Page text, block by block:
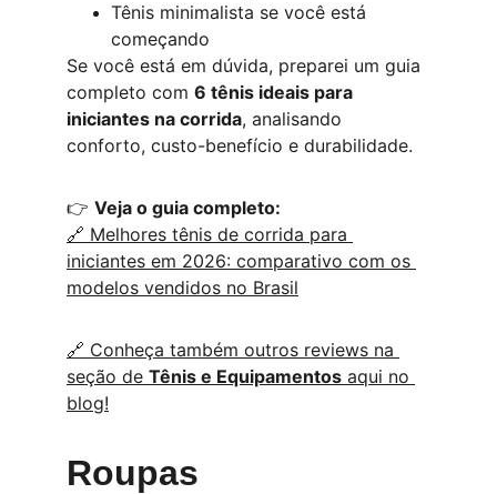
Tênis minimalista se você está
começando
Se você está em dúvida, preparei um guia
completo com 6 tênis ideais para
iniciantes na corrida, analisando
conforto, custo-benefício e durabilidade.
👉 Veja o guia completo:
🔗 Melhores tênis de corrida para
iniciantes em 2026: comparativo com os
modelos vendidos no Brasil
🔗 Conheça também outros reviews na
seção de Tênis e Equipamentos aqui no
blog!
Roupas